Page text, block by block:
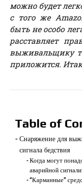
можно будет
с того же
быть не особо
расставляет
выживальщику
приложится.
Table of
Снаряжение для
сигнала бедствия
Когда могут
аварийной
“Карманные”